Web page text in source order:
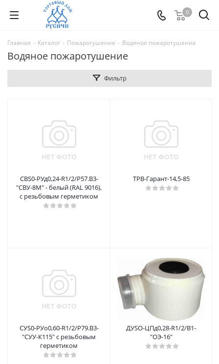
0
Главная - Каталог - Пожаротушение - Водяное пожаротушение
Водяное пожаротушение
Фильтр
СBS0-РУд0,24-R1/2/Р57.В3-
"СВУ-8М" - белый (RAL 9016),
с резьбовым герметиком
ТРВ-Гарант-14,5-85
СУS0-РУо0,60-R1/2/Р79.В3-
"СУУ-К115" с резьбовым
герметиком
ДУSО-ЦПд0,28-R1/2/В1-
"ОЭ-16"